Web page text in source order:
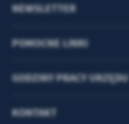
POMOCNE LINKI
NEWSLETTER
GODZINY PRACY URZĘDU
KONTAKT